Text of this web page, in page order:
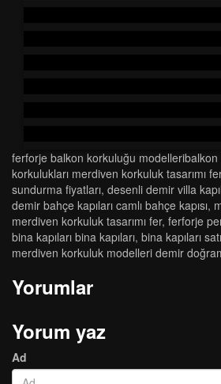
ferforje balkon korkuluğu
korkuluklari merdi̇ven korkuluk tasarimi fer
sundurma fi̇yatlari, desenli demir villa
demi̇r bahçe kapilari camli bahçe kapisi,
merdi̇ven korkuluk tasarimi fer, ferforje
bi̇na kapilari bi̇na kapilari, bi̇na kapilari
merdiven korkuluk modelleri demir
Yorumlar
Yorum yaz
Ad